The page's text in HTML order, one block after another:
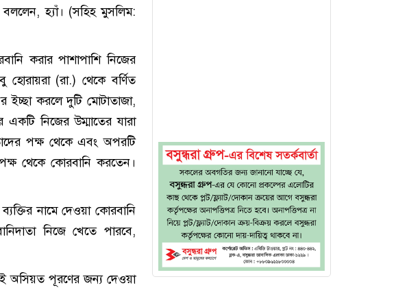
বললেন, হ্যাঁ। (সহিহ মুসলিম:
করার পাশাপাশি নিজের
(রা.) থেকে বর্ণিত
ইচ্ছা করলে দুটি মোটাতাজা,
নিজের উম্মাতের যারা
পক্ষ থেকে এবং অপরটি
পক্ষ থেকে কোরবানি করতেন।
নামে দেওয়া কোরবানি
নিজে খেতে পারবে,
অসিয়ত পূরণের জন্য দেওয়া